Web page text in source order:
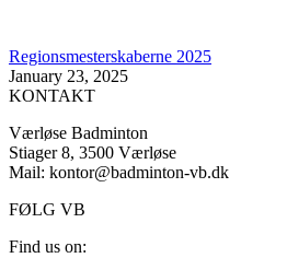
Regionsmesterskaberne 2025
January 23, 2025
KONTAKT
Værløse Badminton
Stiager 8, 3500 Værløse
Mail: kontor@badminton-vb.dk
FØLG VB
Find us on: